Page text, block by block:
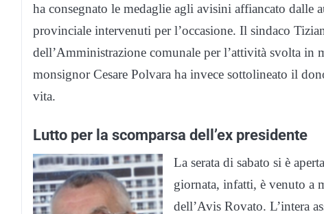
ha consegnato le medaglie agli avisini affiancato dalle
provinciale intervenuti per l’occasione. Il sindaco
dell’Amministrazione comunale per l’attività svolta in
monsignor Cesare Polvara ha invece sottolineato il
vita.
Lutto per la scomparsa dell’ex presidente
La serata di sabato si è
giornata, infatti, è venuto a
dell’Avis Rovato. L’intera